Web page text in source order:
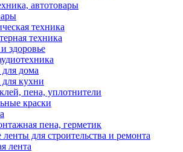
автотовары
техника
техника
здоровье
дома
кухни
пена, уплотнители
краски
пена, герметик
для строительства и ремонта
лента